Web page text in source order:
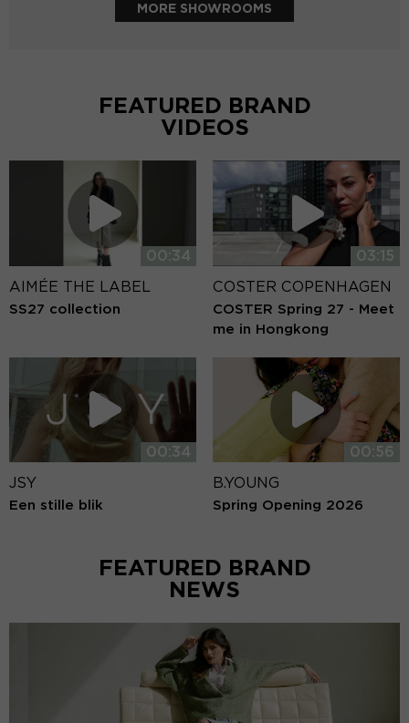
MORE SHOWROOMS
FEATURED BRAND
VIDEOS
00:34
AIMÉE THE LABEL
SS27 collection
03:15
COSTER COPENHAGEN
COSTER Spring 27 - Meet
me in Hongkong
00:34
JSY
Een stille blik
00:56
B.YOUNG
Spring Opening 2026
FEATURED BRAND
NEWS